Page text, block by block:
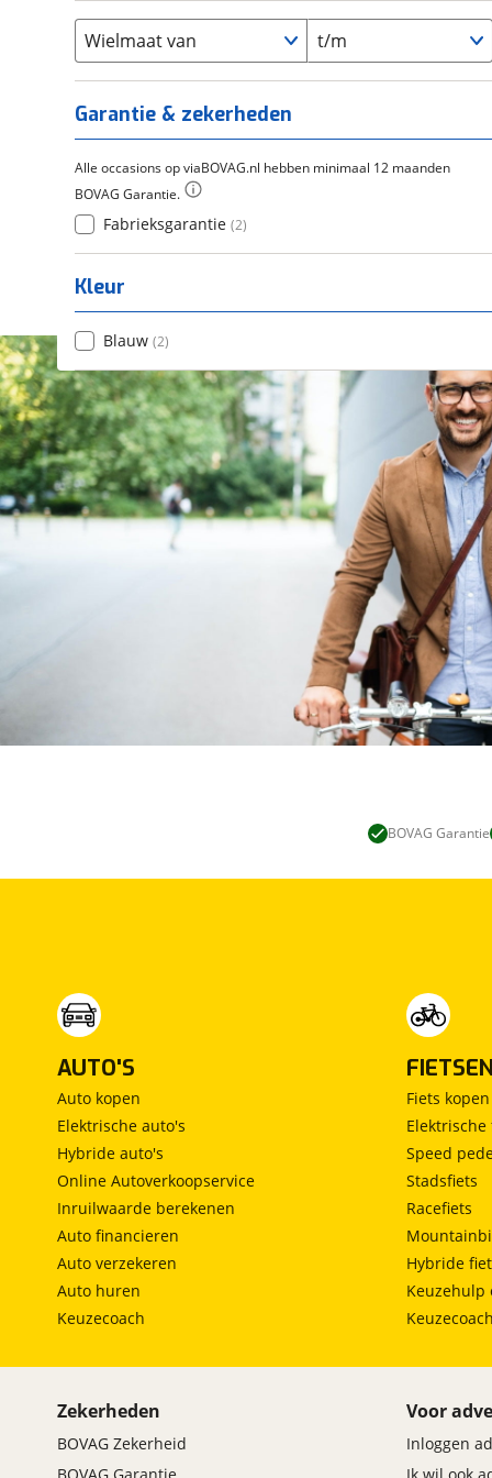
Overig ( 0)
Scandium
Staal (0 )
Tica
Wielmaat van t/m
Garantie & zekerheden
Alle occasions op viaBOVAG.nl hebben minimaal 12 maanden
BOVAG Garantie.
Fabrieksgarantie (2)
Kleur
Blauw (2)
BOVAG Garantie
AUTO'S
Auto kopen
Elektrische auto's
Hybride auto's
Online Autoverkoopservice
Inruilwaarde berekenen
Auto financieren
Auto verzekeren
Auto huren
Keuzecoach
FIETSEN
Fiets kopen
Elektrische
Speed
Stadsfiets
Racefiets
Hybride
Keuzehulp
Keuzecoach
Zekerheden
BOVAG Zekerheid
Voor
Inloggen